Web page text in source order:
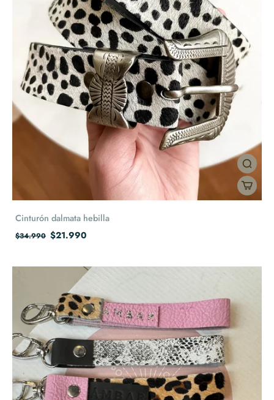
Cinturón dalmata hebilla
$34.990 $21.990